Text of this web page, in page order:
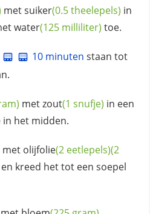
metsuiker(0.5 theelepels) in
water(125 milliliter) toe.
10 minuten staan tot
metzout(1 snufje) in een
in het midden.
met olijfolie(2 eetlepels)(2
kreed het tot een soepel